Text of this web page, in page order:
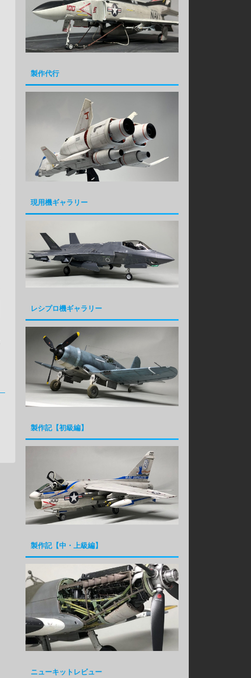
製作代行
現用機ギャラリー
レシプロ機ギャラリー
製作記【初級編】
製作記【中・上級編】
ニューキットレビュー